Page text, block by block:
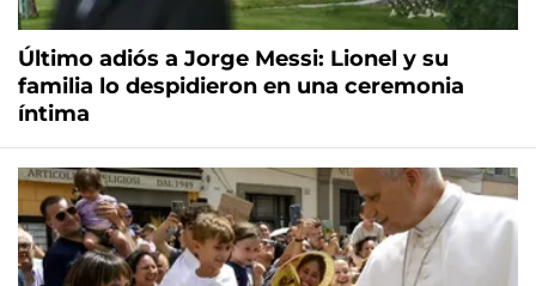
Último adiós a Jorge Messi: Lionel y su
familia lo despidieron en una ceremonia
íntima